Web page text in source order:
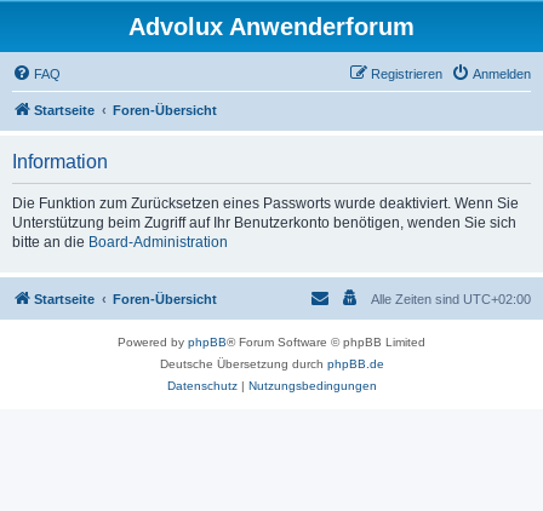
Advolux Anwenderforum
FAQ Anmelden
Registrieren
Startseite Foren-Übersicht
Information
Die Funktion zum Zurücksetzen eines Passworts wurde deaktiviert. Wenn Sie
Unterstützung beim Zugriff auf Ihr Benutzerkonto benötigen, wenden Sie sich
bitte an die Board-Administration
Startseite Foren-Übersicht Alle Zeiten sind UTC+02:00
Powered by phpBB® Forum Software © phpBB Limited
Deutsche Übersetzung durch phpBB.de
Datenschutz| Nutzungsbedingungen